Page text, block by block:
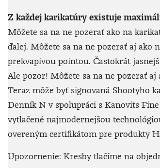
Z každej karikatúry existuje
Môžete sa na ne pozerať ako na
ďalej. Môžete sa na ne pozerať aj ako
prekvapivou pointou. Častokrát
Ale pozor! Môžete sa na ne pozerať
Teraz môže byť signovaná Shootyho
Denník N v spolupráci s Kanovits
vytlačené najmodernejšou
overeným certifikátom pre produkty
Upozornenie: Kresby tlačíme na